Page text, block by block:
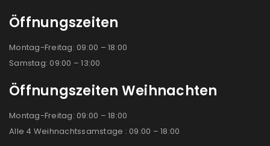
Öffnungszeiten
Montag-Freitag: 09:00 – 18:00
Samstag: 09:00 – 13:00
Öffnungszeiten Weihnachten
Montag-Freitag: 09:00 – 18:00
Alle 4 Weihnachtssamstage : 09:00 – 18:00